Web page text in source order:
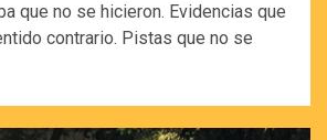
que no se hicieron. Evidencias que
contrario. Pistas que no se